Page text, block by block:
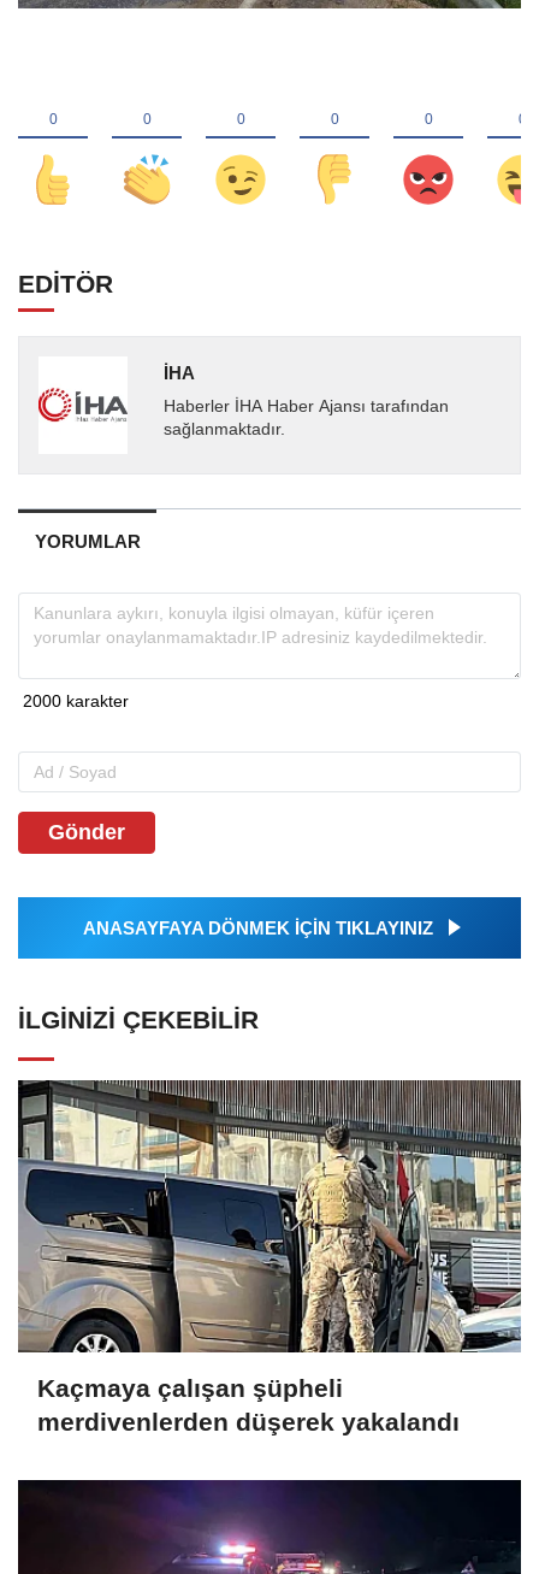
EDİTÖR
İHA
Haberler İHA Haber Ajansı tarafından
sağlanmaktadır.
YORUMLAR
Gönder
ANASAYFAYA DÖNMEK İÇİN TIKLAYINIZ
İLGINIZI ÇEKEBILIR
Kaçmaya çalışan şüpheli
merdivenlerden düşerek yakalandı